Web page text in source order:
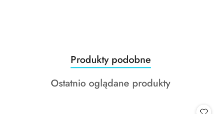
Pomiń karuzelę produktów
Produkty
o
statusie:
Produkty podobne
Produkty
Ostatnio oglądane produkty